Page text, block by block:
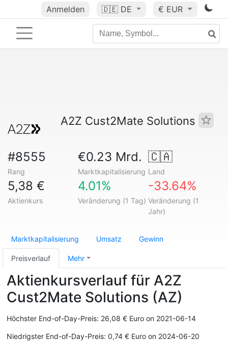
Anmelden 🇩🇪 DE € EUR
A2Z Cust2Mate Solutions
#8555
Rang
€0.23 Mrd.
Marktkapitalisierung
🇨🇦
Land
5,38 €
Aktienkurs
4.01%
Veränderung (1 Tag)
-33.64%
Veränderung (1
Jahr)
Marktkapitalisierung Umsatz Gewinn
Preisverlauf Mehr
Aktienkursverlauf für A2Z
Cust2Mate Solutions (AZ)
Höchster End-of-Day-Preis: 26,08 € Euro on 2021-06-14
Niedrigster End-of-Day-Preis: 0,74 € Euro on 2024-06-20